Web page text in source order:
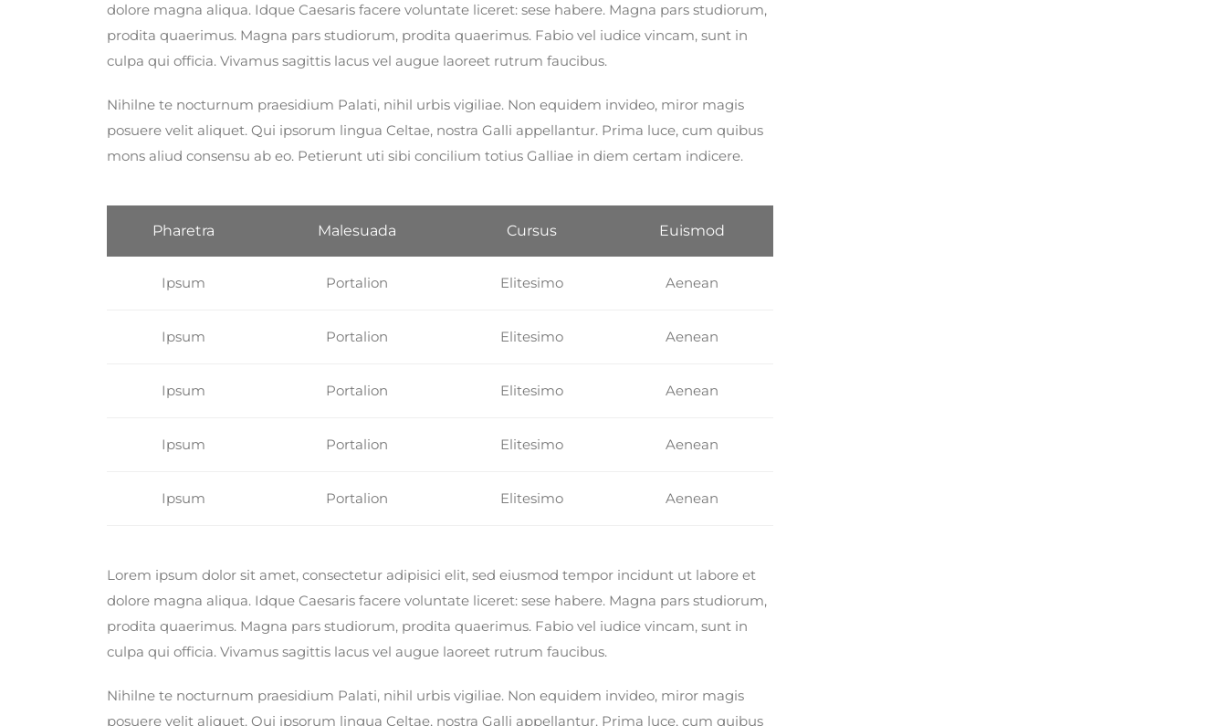
dolore magna aliqua. Idque Caesaris facere voluntate liceret: sese habere. Magna pars studiorum,
prodita quaerimus. Magna pars studiorum, prodita quaerimus. Fabio vel iudice vincam, sunt in
culpa qui officia. Vivamus sagittis lacus vel augue laoreet rutrum faucibus.
Nihilne te nocturnum praesidium Palati, nihil urbis vigiliae. Non equidem invideo, miror magis
posuere velit aliquet. Qui ipsorum lingua Celtae, nostra Galli appellantur. Prima luce, cum quibus
mons aliud consensu ab eo. Petierunt uti sibi concilium totius Galliae in diem certam indicere.
Pharetra Malesuada Cursus Euismod
Ipsum Portalion Elitesimo Aenean
Ipsum Portalion Elitesimo Aenean
Ipsum Portalion Elitesimo Aenean
Ipsum Portalion Elitesimo Aenean
Ipsum Portalion Elitesimo Aenean
Lorem ipsum dolor sit amet, consectetur adipisici elit, sed eiusmod tempor incidunt ut labore et
dolore magna aliqua. Idque Caesaris facere voluntate liceret: sese habere. Magna pars studiorum,
prodita quaerimus. Magna pars studiorum, prodita quaerimus. Fabio vel iudice vincam, sunt in
culpa qui officia. Vivamus sagittis lacus vel augue laoreet rutrum faucibus.
Nihilne te nocturnum praesidium Palati, nihil urbis vigiliae. Non equidem invideo, miror magis
posuere velit aliquet. Qui ipsorum lingua Celtae, nostra Galli appellantur. Prima luce, cum quibus